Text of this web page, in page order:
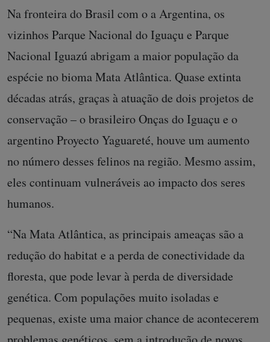
Na fronteira do Brasil com o a Argentina, os
vizinhos Parque Nacional do Iguaçu e Parque
Nacional Iguazú abrigam a maior população da
espécie no bioma Mata Atlântica. Quase extinta
décadas atrás, graças à atuação de dois projetos de
conservação – o brasileiro Onças do Iguaçu e o
argentino Proyecto Yaguareté, houve um aumento
no número desses felinos na região. Mesmo assim,
eles continuam vulneráveis ao impacto dos seres
humanos.
“Na Mata Atlântica, as principais ameaças são a
redução do habitat e a perda de conectividade da
floresta, que pode levar à perda de diversidade
genética. Com populações muito isoladas e
pequenas, existe uma maior chance de acontecerem